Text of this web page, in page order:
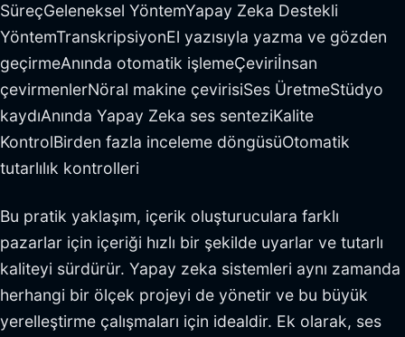
SüreçGeleneksel YöntemYapay Zeka Destekli
YöntemTranskripsiyonEl yazısıyla yazma ve gözden
geçirmeAnında otomatik işlemeÇeviriİnsan
çevirmenlerNöral makine çevirisiSes ÜretmeStüdyo
kaydıAnında Yapay Zeka ses senteziKalite
KontrolBirden fazla inceleme döngüsüOtomatik
tutarlılık kontrolleri
Bu pratik yaklaşım, içerik oluşturuculara farklı
pazarlar için içeriği hızlı bir şekilde uyarlar ve tutarlı
kaliteyi sürdürür. Yapay zeka sistemleri aynı zamanda
herhangi bir ölçek projeyi de yönetir ve bu büyük
yerelleştirme çalışmaları için idealdir. Ek olarak, ses